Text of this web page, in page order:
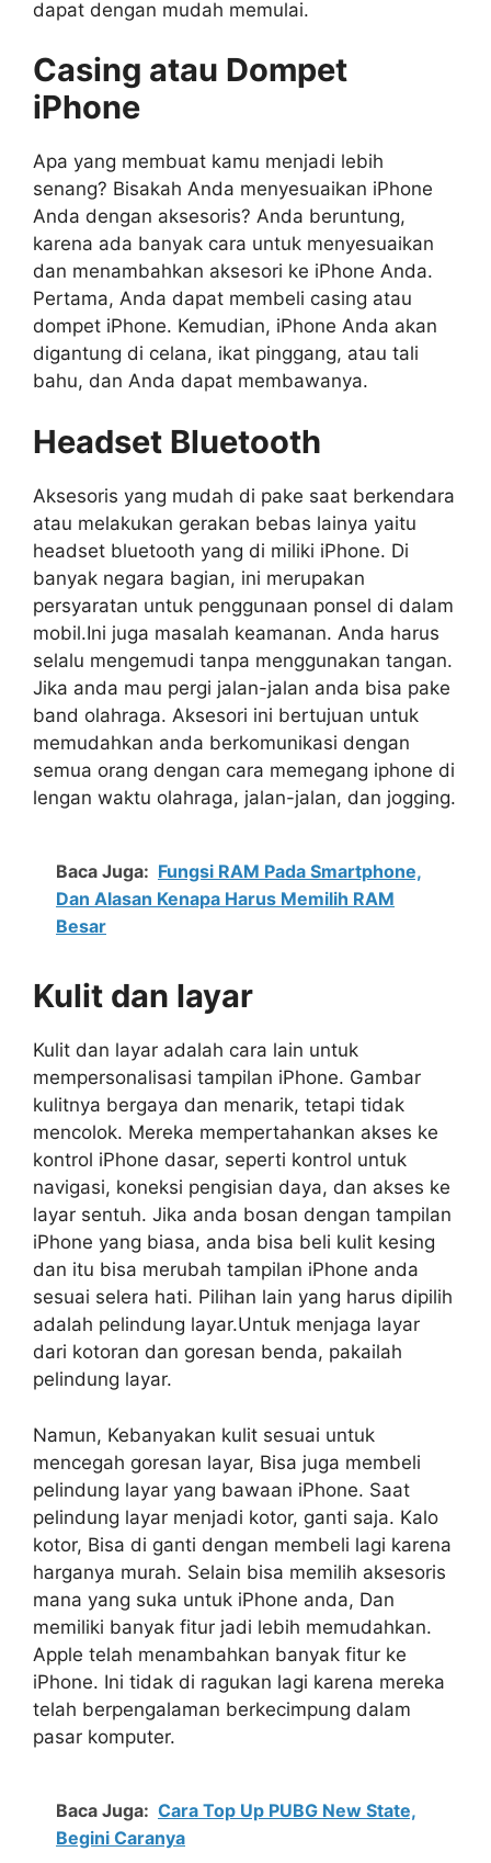
dapat dengan mudah memulai.
Casing atau Dompet
iPhone
Apa yang membuat kamu menjadi lebih
senang? Bisakah Anda menyesuaikan iPhone
Anda dengan aksesoris? Anda beruntung,
karena ada banyak cara untuk menyesuaikan
dan menambahkan aksesori ke iPhone Anda.
Pertama, Anda dapat membeli casing atau
dompet iPhone. Kemudian, iPhone Anda akan
digantung di celana, ikat pinggang, atau tali
bahu, dan Anda dapat membawanya.
Headset Bluetooth
Aksesoris yang mudah di pake saat berkendara
atau melakukan gerakan bebas lainya yaitu
headset bluetooth yang di miliki iPhone. Di
banyak negara bagian, ini merupakan
persyaratan untuk penggunaan ponsel di dalam
mobil.Ini juga masalah keamanan. Anda harus
selalu mengemudi tanpa menggunakan tangan.
Jika anda mau pergi jalan-jalan anda bisa pake
band olahraga. Aksesori ini bertujuan untuk
memudahkan anda berkomunikasi dengan
semua orang dengan cara memegang iphone di
lengan waktu olahraga, jalan-jalan, dan jogging.
Baca Juga: Fungsi RAM Pada Smartphone,
Dan Alasan Kenapa Harus Memilih RAM
Besar
Kulit dan layar
Kulit dan layar adalah cara lain untuk
mempersonalisasi tampilan iPhone. Gambar
kulitnya bergaya dan menarik, tetapi tidak
mencolok. Mereka mempertahankan akses ke
kontrol iPhone dasar, seperti kontrol untuk
navigasi, koneksi pengisian daya, dan akses ke
layar sentuh. Jika anda bosan dengan tampilan
iPhone yang biasa, anda bisa beli kulit kesing
dan itu bisa merubah tampilan iPhone anda
sesuai selera hati. Pilihan lain yang harus dipilih
adalah pelindung layar.Untuk menjaga layar
dari kotoran dan goresan benda, pakailah
pelindung layar.
Namun, Kebanyakan kulit sesuai untuk
mencegah goresan layar, Bisa juga membeli
pelindung layar yang bawaan iPhone. Saat
pelindung layar menjadi kotor, ganti saja. Kalo
kotor, Bisa di ganti dengan membeli lagi karena
harganya murah. Selain bisa memilih aksesoris
mana yang suka untuk iPhone anda, Dan
memiliki banyak fitur jadi lebih memudahkan.
Apple telah menambahkan banyak fitur ke
iPhone. Ini tidak di ragukan lagi karena mereka
telah berpengalaman berkecimpung dalam
pasar komputer.
Baca Juga: Cara Top Up PUBG New State,
Begini Caranya